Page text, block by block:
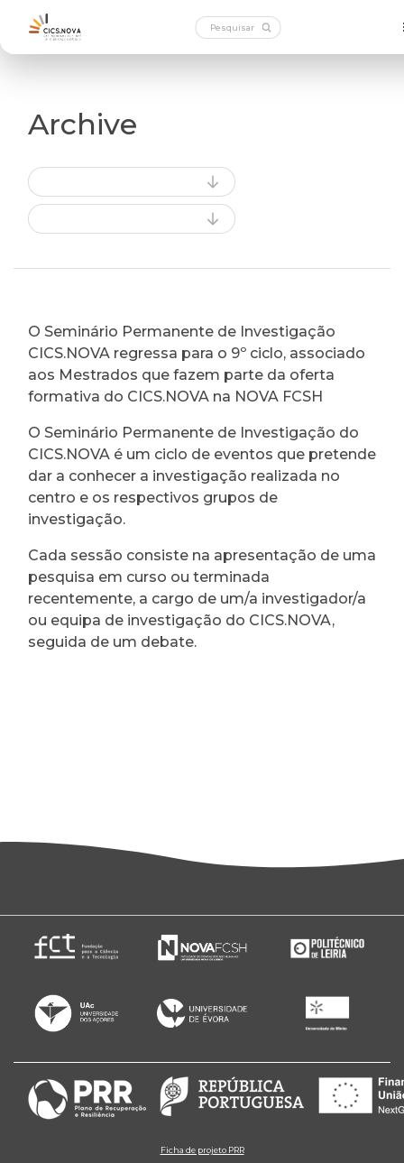
Archive
O Seminário Permanente de Investigação
CICS.NOVA regressa para o 9º ciclo, associado
aos Mestrados que fazem parte da oferta
formativa do CICS.NOVA na NOVA FCSH
O Seminário Permanente de Investigação do
CICS.NOVA é um ciclo de eventos que pretende
dar a conhecer a investigação realizada no
centro e os respectivos grupos de
investigação.
Cada sessão consiste na apresentação de uma
pesquisa em curso ou terminada
recentemente, a cargo de um/a investigador/a
ou equipa de investigação do CICS.NOVA,
seguida de um debate.
Ficha de projeto PRR